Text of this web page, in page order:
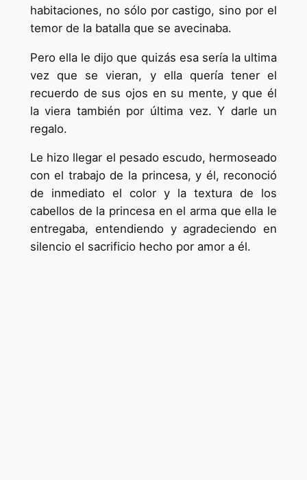
habitaciones, no sólo por castigo, sino por el
temor de la batalla que se avecinaba.
Pero ella le dijo que quizás esa sería la ultima
vez que se vieran, y ella quería tener el
recuerdo de sus ojos en su mente, y que él
la viera también por última vez. Y darle un
regalo.
Le hizo llegar el pesado escudo, hermoseado
con el trabajo de la princesa, y él, reconoció
de inmediato el color y la textura de los
cabellos de la princesa en el arma que ella le
entregaba, entendiendo y agradeciendo en
silencio el sacrificio hecho por amor a él.